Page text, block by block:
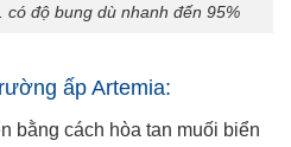
có độ bung dù nhanh đến 95%
ấp Artemia:
bằng cách hòa tan muối biển